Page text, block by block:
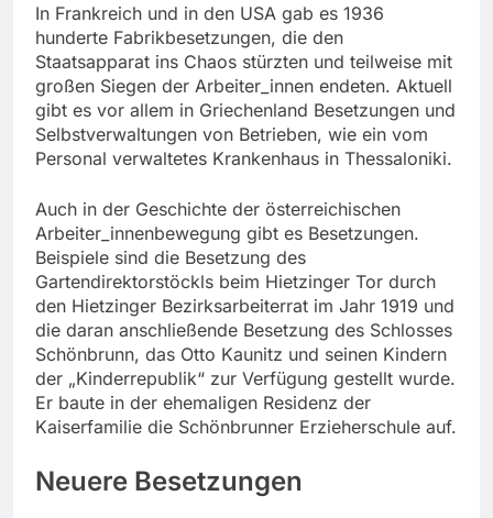
In Frankreich und in den USA gab es 1936
hunderte Fabrikbesetzungen, die den
Staatsapparat ins Chaos stürzten und teilweise mit
großen Siegen der Arbeiter_innen endeten. Aktuell
gibt es vor allem in Griechenland Besetzungen und
Selbstverwaltungen von Betrieben, wie ein vom
Personal verwaltetes Krankenhaus in Thessaloniki.
Auch in der Geschichte der österreichischen
Arbeiter_innenbewegung gibt es Besetzungen.
Beispiele sind die Besetzung des
Gartendirektorstöckls beim Hietzinger Tor durch
den Hietzinger Bezirksarbeiterrat im Jahr 1919 und
die daran anschließende Besetzung des Schlosses
Schönbrunn, das Otto Kaunitz und seinen Kindern
der „Kinderrepublik“ zur Verfügung gestellt wurde.
Er baute in der ehemaligen Residenz der
Kaiserfamilie die Schönbrunner Erzieherschule auf.
Neuere Besetzungen